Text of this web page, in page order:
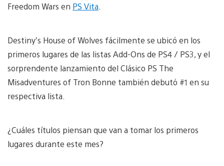
Freedom Wars en PS Vita
Destiny’s House of Wolves fácilmente se ubicó en los
primeros lugares de las listas Add-Ons de PS4 / PS3, y el
sorprendente lanzamiento del Clásico PS The
Misadventures of Tron Bonne también debutó #1 en su
respectiva lista.
¿Cuáles títulos piensan que van a tomar los primeros
lugares durante este mes?